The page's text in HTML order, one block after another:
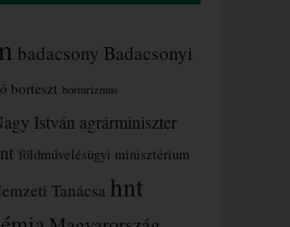
badacsony Badacsonyi
borteszt borturizmus
István agrárminiszter
földművelésügyi minisztérium
Tanácsa hnt